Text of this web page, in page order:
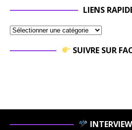
LIENS
SUIVRE SUR
INTERVIEW